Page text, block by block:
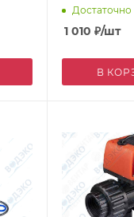
Достаточно
1 010 ₽/шт
В